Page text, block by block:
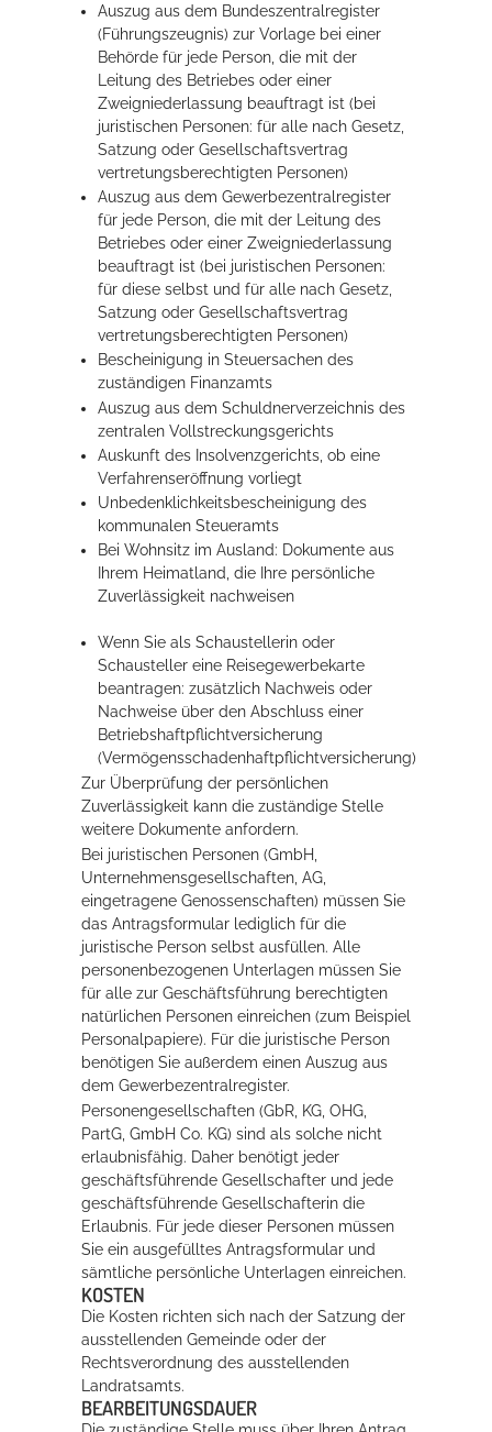
Auszug aus dem Bundeszentralregister
(Führungszeugnis) zur Vorlage bei einer
Behörde für jede Person, die mit der
Leitung des Betriebes oder einer
Zweigniederlassung beauftragt ist (bei
juristischen Personen: für alle nach Gesetz,
Satzung oder Gesellschaftsvertrag
vertretungsberechtigten Personen)
Auszug aus dem Gewerbezentralregister
für jede Person, die mit der Leitung des
Betriebes oder einer Zweigniederlassung
beauftragt ist (bei juristischen Personen:
für diese selbst und für alle nach Gesetz,
Satzung oder Gesellschaftsvertrag
vertretungsberechtigten Personen)
Bescheinigung in Steuersachen des
zuständigen Finanzamts
Auszug aus dem Schuldnerverzeichnis des
zentralen Vollstreckungsgerichts
Auskunft des Insolvenzgerichts, ob eine
Verfahrenseröffnung vorliegt
Unbedenklichkeitsbescheinigung des
kommunalen Steueramts
Bei Wohnsitz im Ausland: Dokumente aus
Ihrem Heimatland, die Ihre persönliche
Zuverlässigkeit nachweisen
Wenn Sie als Schaustellerin oder
Schausteller eine Reisegewerbekarte
beantragen: zusätzlich Nachweis oder
Nachweise über den Abschluss einer
Betriebshaftpflichtversicherung
(Vermögensschadenhaftpflichtversicherung)
Zur Überprüfung der persönlichen
Zuverlässigkeit kann die zuständige Stelle
weitere Dokumente anfordern.
Bei juristischen Personen (GmbH,
Unternehmensgesellschaften, AG,
eingetragene Genossenschaften) müssen Sie
das Antragsformular lediglich für die
juristische Person selbst ausfüllen. Alle
personenbezogenen Unterlagen müssen Sie
für alle zur Geschäftsführung berechtigten
natürlichen Personen einreichen (zum Beispiel
Personalpapiere). Für die juristische Person
benötigen Sie außerdem einen Auszug aus
dem Gewerbezentralregister.
Personengesellschaften (GbR, KG, OHG,
PartG, GmbH Co. KG) sind als solche nicht
erlaubnisfähig. Daher benötigt jeder
geschäftsführende Gesellschafter und jede
geschäftsführende Gesellschafterin die
Erlaubnis. Für jede dieser Personen müssen
Sie ein ausgefülltes Antragsformular und
sämtliche persönliche Unterlagen einreichen.
KOSTEN
Die Kosten richten sich nach der Satzung der
ausstellenden Gemeinde oder der
Rechtsverordnung des ausstellenden
Landratsamts.
BEARBEITUNGSDAUER